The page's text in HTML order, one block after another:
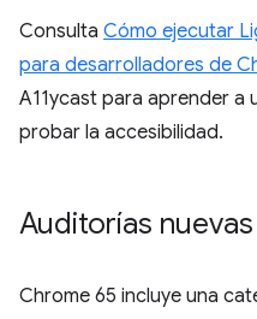
Consulta Cómo ejecutar
para desarrolladores de
A11ycast para aprender a
probar la accesibilidad.
Auditorías nuevas
Chrome 65 incluye una